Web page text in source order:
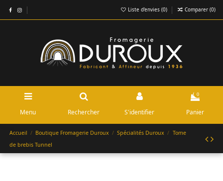
Liste d'envies (0) Comparer (0)
Menu Rechercher S'identifier
0
Panier
Accueil Boutique Fromagerie Duroux Spécialités Duroux
Tome
de brebis Tunnel